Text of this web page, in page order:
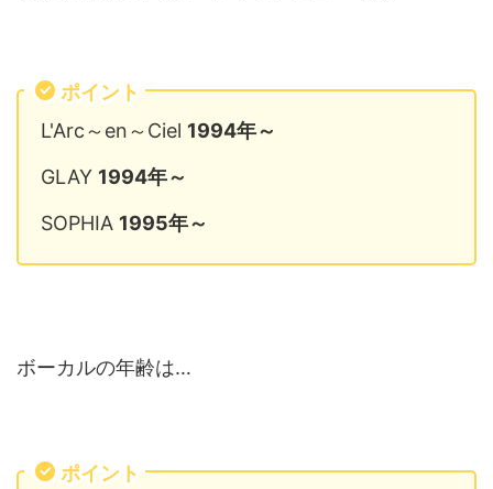
ポイント
L'Arc～en～Ciel 1994年～
GLAY 1994年～
SOPHIA 1995年～
ボーカルの年齢は…
ポイント